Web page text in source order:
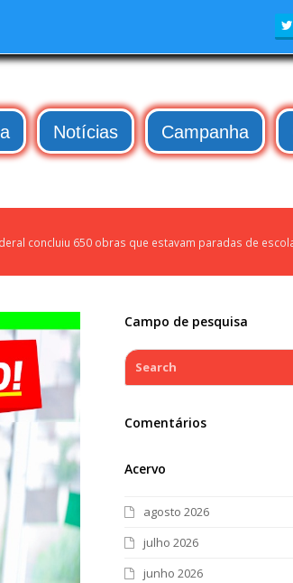
Notícias Campanha
concluiu 650 obras que estavam paradas de
Campo de pesquisa
Search
Comentários
Acervo
agosto 2026
julho 2026
junho 2026